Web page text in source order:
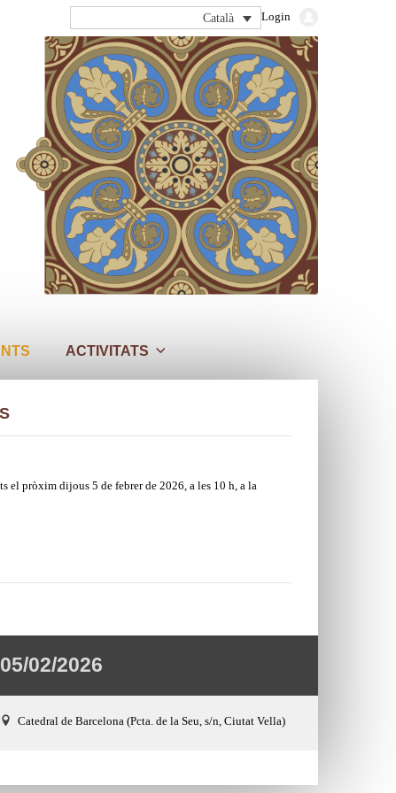
Català Login
ACTIVITATS
el pròxim dijous 5 de febrer de 2026, a les 10 h, a la
05/02/2026
Catedral de Barcelona (Pcta. de la Seu, s/n, Ciutat Vella)